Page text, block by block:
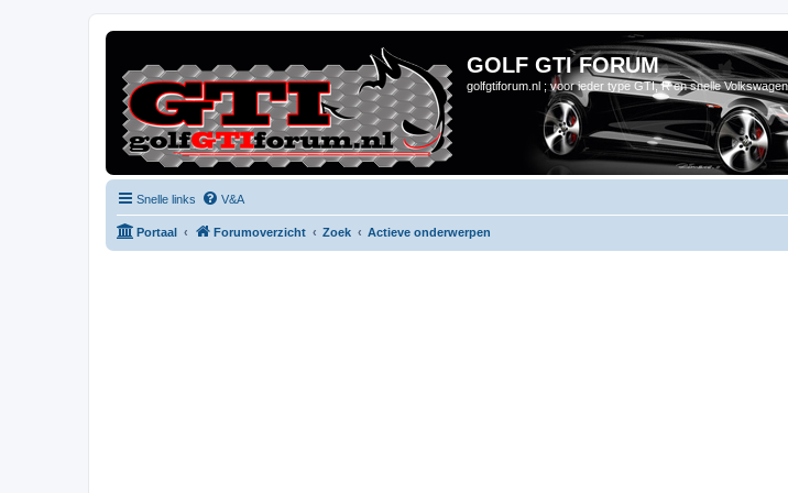
GOLF GTI FORUM
golfgtiforum.nl ; voor ieder type GTI, R en snelle
Snelle links V&A
Portaal Forumoverzicht Zoek Actieve onderwerpen